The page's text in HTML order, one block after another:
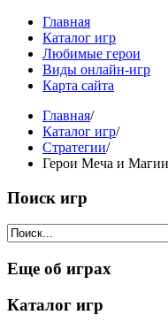
Главная
Каталог игр
Любимые герои
Виды онлайн-игр
Карта сайта
Главная/
Каталог игр/
Стратегии/
Герои Меча и
Поиск игр
Еще об играх
Каталог игр